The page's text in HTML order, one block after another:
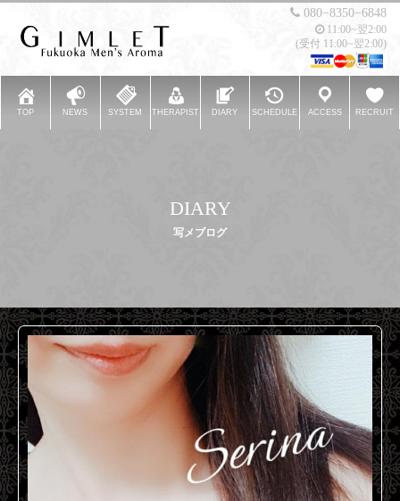
080−8350−6848
11:00~翌2:00
(受付 11:00~翌2:00)
TOP NEWS SYSTEM THERAPIST DIARY SCHEDULE ACCESS RECRUIT
DIARY
写メブログ